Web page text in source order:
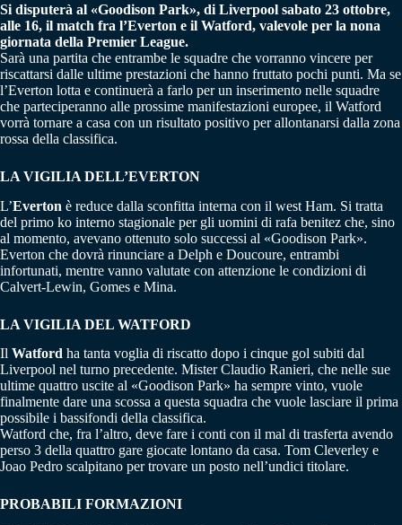
Si disputerà al «Goodison Park», di Liverpool sabato 23 ottobre,
alle 16, il match fra l’Everton e il Watford, valevole per la nona
giornata della Premier League.
Sarà una partita che entrambe le squadre che vorranno vincere per
riscattarsi dalle ultime prestazioni che hanno fruttato pochi punti. Ma se
l’Everton lotta e continuerà a farlo per un inserimento nelle squadre
che parteciperanno alle prossime manifestazioni europee, il Watford
vorrà tornare a casa con un risultato positivo per allontanarsi dalla zona
rossa della classifica.
LA VIGILIA DELL’EVERTON
L’Everton è reduce dalla sconfitta interna con il west Ham. Si tratta
del primo ko interno stagionale per gli uomini di rafa benitez che, sino
al momento, avevano ottenuto solo successi al «Goodison Park».
Everton che dovrà rinunciare a Delph e Doucoure, entrambi
infortunati, mentre vanno valutate con attenzione le condizioni di
Calvert-Lewin, Gomes e Mina.
LA VIGILIA DEL WATFORD
Il Watford ha tanta voglia di riscatto dopo i cinque gol subiti dal
Liverpool nel turno precedente. Mister Claudio Ranieri, che nelle sue
ultime quattro uscite al «Goodison Park» ha sempre vinto, vuole
finalmente dare una scossa a questa squadra che vuole lasciare il prima
possibile i bassifondi della classifica.
Watford che, fra l’altro, deve fare i conti con il mal di trasferta avendo
perso 3 della quattro gare giocate lontano da casa. Tom Cleverley e
Joao Pedro scalpitano per trovare un posto nell’undici titolare.
PROBABILI FORMAZIONI